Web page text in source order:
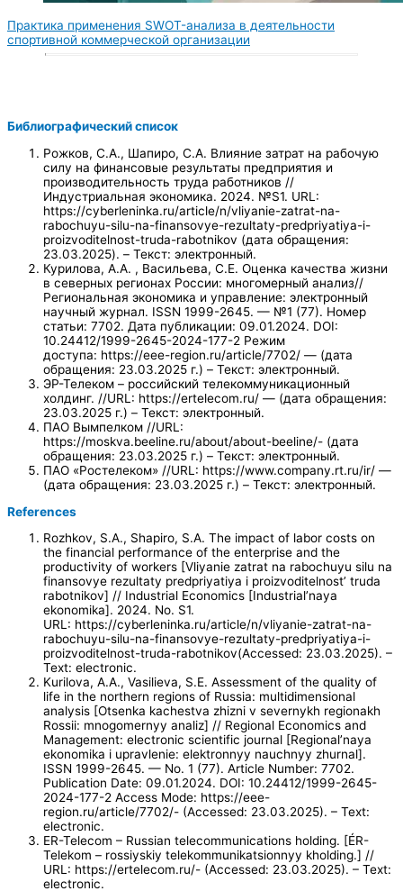
Практика применения SWOT-анализа в деятельности
спортивной коммерческой организации
Библиографический список
Рожков, С.А., Шапиро, С.А. Влияние затрат на рабочую
силу на финансовые результаты предприятия и
производительность труда работников //
Индустриальная экономика. 2024. №S1. URL:
https://cyberleninka.ru/article/n/vliyanie-zatrat-na-
rabochuyu-silu-na-finansovye-rezultaty-predpriyatiya-i-
proizvoditelnost-truda-rabotnikov (дата обращения:
23.03.2025). – Текст: электронный.
Курилова, А.А. , Васильева, С.Е. Оценка качества жизни
в северных регионах России: многомерный анализ//
Региональная экономика и управление: электронный
научный журнал. ISSN 1999-2645. — №1 (77). Номер
статьи: 7702. Дата публикации: 09.01.2024. DOI:
10.24412/1999-2645-2024-177-2 Режим
доступа: https://eee-region.ru/article/7702/ — (дата
обращения: 23.03.2025 г.) – Текст: электронный.
ЭР-Телеком – российский телекоммуникационный
холдинг. //URL: https://ertelecom.ru/ — (дата обращения:
23.03.2025 г.) – Текст: электронный.
ПАО Вымпелком //URL:
https://moskva.beeline.ru/about/about-beeline/- (дата
обращения: 23.03.2025 г.) – Текст: электронный.
ПАО «Ростелеком» //URL: https://www.company.rt.ru/ir/ —
(дата обращения: 23.03.2025 г.) – Текст: электронный.
References
Rozhkov, S.A., Shapiro, S.A. The impact of labor costs on
the financial performance of the enterprise and the
productivity of workers [Vliyanie zatrat na rabochuyu silu na
finansovye rezultaty predpriyatiya i proizvoditelnost’ truda
rabotnikov] // Industrial Economics [Industrial’naya
ekonomika]. 2024. No. S1.
URL: https://cyberleninka.ru/article/n/vliyanie-zatrat-na-
rabochuyu-silu-na-finansovye-rezultaty-predpriyatiya-i-
proizvoditelnost-truda-rabotnikov(Accessed: 23.03.2025). –
Text: electronic.
Kurilova, A.A., Vasilieva, S.E. Assessment of the quality of
life in the northern regions of Russia: multidimensional
analysis [Otsenka kachestva zhizni v severnykh regionakh
Rossii: mnogomernyy analiz] // Regional Economics and
Management: electronic scientific journal [Regional’naya
ekonomika i upravlenie: elektronnyy nauchnyy zhurnal].
ISSN 1999-2645. — No. 1 (77). Article Number: 7702.
Publication Date: 09.01.2024. DOI: 10.24412/1999-2645-
2024-177-2 Access Mode: https://eee-
region.ru/article/7702/- (Accessed: 23.03.2025). – Text:
electronic.
ER-Telecom – Russian telecommunications holding. [ÉR-
Telekom – rossiyskiy telekommunikatsionnyy kholding.] //
URL: https://ertelecom.ru/- (Accessed: 23.03.2025). – Text:
electronic.